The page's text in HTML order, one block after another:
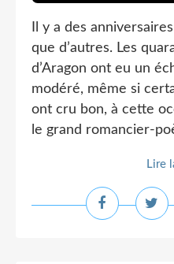
Il y a des
que d’autres. Les
d’Aragon ont eu un
modéré, même si
ont cru bon, à cette
le grand romancier-
Lire